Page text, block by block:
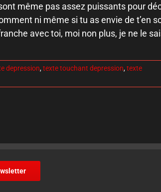
même pas assez puissants pour
ni même si tu as envie de t’en
avec toi, moi non plus, je ne le
depression,texte touchant depression,texte